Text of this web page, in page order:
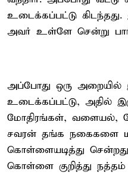
உடைக்கப்பட்டு
அவர் உள்ளே சென்று
அப்போது ஒரு அறையில்
உடைக்கப்பட்டு, அதில்
மோதிரங்கள், வளையல்,
சவரன் தங்க நகைகளை
கொள்ளையடித்து
கொள்ளை குறித்து நத்தம்